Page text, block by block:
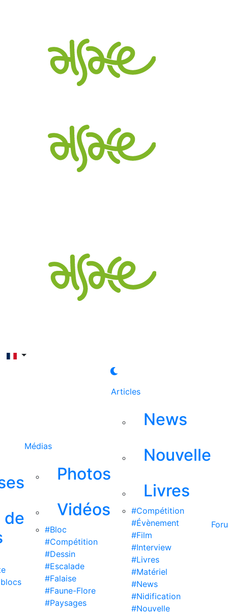
de
Médias
Photos
Vidéos
#Bloc
#Compétition
#Dessin
#Escalade
#Falaise
#Faune-Flore
#Paysages
Articles
News
Nouvelle
Livres
#Compétition
#Évènement
#Film
#Interview
#Livres
#Matériel
#News
#Nidification
#Nouvelle